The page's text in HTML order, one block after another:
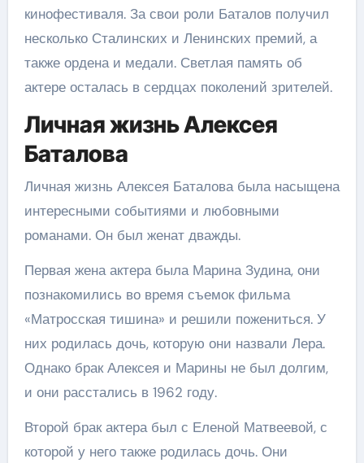
кинофестиваля. За свои роли Баталов получил
несколько Сталинских и Ленинских премий, а
также ордена и медали. Светлая память об
актере осталась в сердцах поколений зрителей.
Личная жизнь Алексея
Баталова
Личная жизнь Алексея Баталова была насыщена
интересными событиями и любовными
романами. Он был женат дважды.
Первая жена актера была Марина Зудина, они
познакомились во время съемок фильма
«Матросская тишина» и решили пожениться. У
них родилась дочь, которую они назвали Лера.
Однако брак Алексея и Марины не был долгим,
и они расстались в 1962 году.
Второй брак актера был с Еленой Матвеевой, с
которой у него также родилась дочь. Они